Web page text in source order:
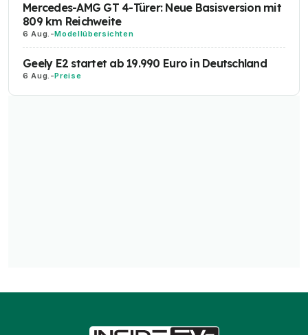
Mercedes-AMG GT 4-Türer: Neue Basisversion mit
809 km Reichweite
6 Aug. -Modellübersichten
Geely E2 startet ab 19.990 Euro in Deutschland
6 Aug. -Preise